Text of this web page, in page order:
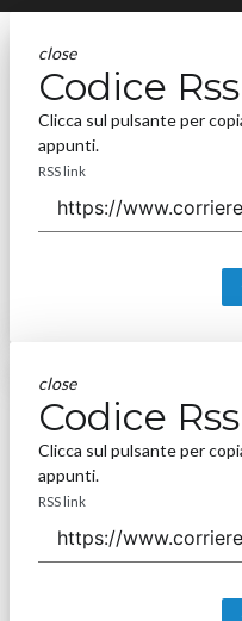
close
Codice Rss
Clicca sul pulsante per
appunti.
RSS link
close
Codice Rss
Clicca sul pulsante per
appunti.
RSS link